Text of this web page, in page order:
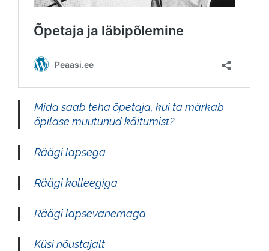
Mida saab teha õpetaja, kui ta märkab
õpilase muutunud käitumist?
Räägi lapsega
Räägi kolleegiga
Räägi lapsevanemaga
Küsi nõustajalt